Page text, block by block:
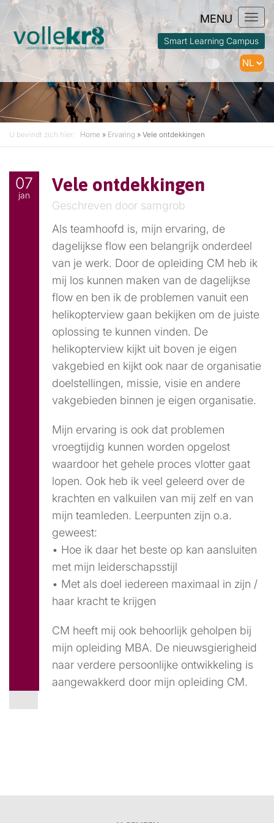
Smart Learning Campus
U bevindt zich hier: Home » Ervaring » Vele ontdekkingen
07
jan
Vele ontdekkingen
Geschreven door samgrob
Als teamhoofd is, mijn ervaring, de
dagelijkse flow een belangrijk onderdeel
van je werk. Door de opleiding CM heb ik
mij los kunnen maken van de dagelijkse
flow en ben ik de problemen vanuit een
helikopterview gaan bekijken om de juiste
oplossing te kunnen vinden. De
helikopterview kijkt uit boven je eigen
vakgebied en kijkt ook naar de organisatie
doelstellingen, missie, visie en andere
vakgebieden binnen je eigen organisatie.
Mijn ervaring is ook dat problemen
vroegtijdig kunnen worden opgelost
waardoor het gehele proces vlotter gaat
lopen. Ook heb ik veel geleerd over de
krachten en valkuilen van mij zelf en van
mijn teamleden. Leerpunten zijn o.a.
geweest:
• Hoe ik daar het beste op kan aansluiten
met mijn leiderschapsstijl
• Met als doel iedereen maximaal in zijn /
haar kracht te krijgen
CM heeft mij ook behoorlijk geholpen bij
mijn opleiding MBA. De nieuwsgierigheid
naar verdere persoonlijke ontwikkeling is
aangewakkerd door mijn opleiding CM.